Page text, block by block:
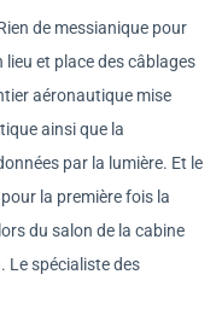
de messianique pour
et place des câblages
aéronautique mise
ainsi que la
par la lumière. Et le
la première fois la
du salon de la cabine
Le spécialiste des